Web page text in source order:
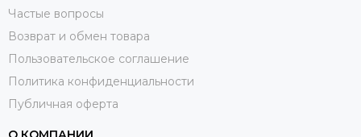
Частые вопросы
Возврат и обмен товара
Пользовательское соглашение
Политика конфиденциальности
Публичная оферта